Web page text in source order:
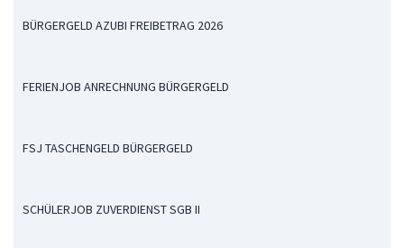
BÜRGERGELD AZUBI FREIBETRAG 2026
FERIENJOB ANRECHNUNG BÜRGERGELD
FSJ TASCHENGELD BÜRGERGELD
SCHÜLERJOB ZUVERDIENST SGB II